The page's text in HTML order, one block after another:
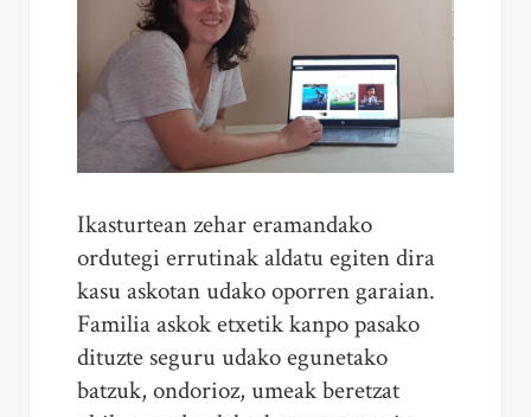
Ikasturtean zehar eramandako
ordutegi errutinak aldatu egiten dira
kasu askotan udako oporren garaian.
Familia askok etxetik kanpo pasako
dituzte seguru udako egunetako
batzuk, ondorioz, umeak beretzat